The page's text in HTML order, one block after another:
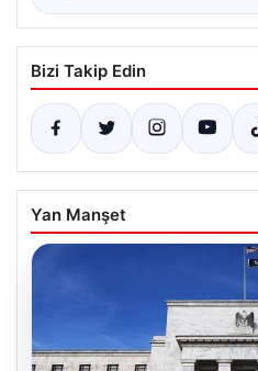
Bizi Takip Edin
Yan Manşet